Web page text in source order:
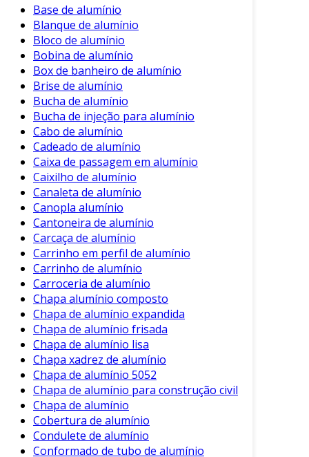
Aplicações do Isolamento em
Alumínio
O isolamento em alumínio é utilizado em uma
variedade de setores. A seguir, são destacados
alguns exemplos de aplicações práticas:
Indústria de Energia: Usado para isolar
dutos de vapor e sistemas de
aquecimento, minimizando perdas de
energia.
Setor Alimentício: Mantém
temperaturas adequadas em câmaras
frias e instalações de processamento.
Construção Civil: Empregado em
fachadas e cobertura de edifícios para
controle térmico e acústico.
Indústrias Químicas: Protege tubulações
e reatores, garantindo eficiência e
segurança.
Desse modo, o isolamento em alumínio não só
melhora o desempenho de equipamentos, mas
também assegura a proteção em ambientes
críticos.
Instalação do Isolamento em
Alumínio
Base de alumínio
Blanque de alumínio
Bloco de alumínio
Bobina de alumínio
Box de banheiro de alumínio
Brise de alumínio
Bucha de alumínio
Bucha de injeção para alumínio
Cabo de alumínio
Cadeado de alumínio
Caixa de passagem em alumínio
Caixilho de alumínio
Canaleta de alumínio
Canopla alumínio
Cantoneira de alumínio
Carcaça de alumínio
Carrinho em perfil de alumínio
Carrinho de alumínio
Carroceria de alumínio
Chapa alumínio composto
Chapa de alumínio expandida
Chapa de alumínio frisada
Chapa de alumínio lisa
Chapa xadrez de alumínio
Chapa de alumínio 5052
Chapa de alumínio para construção civil
Chapa de alumínio
Cobertura de alumínio
Condulete de alumínio
Conformado de tubo de alumínio